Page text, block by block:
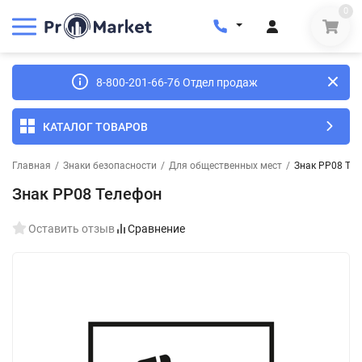
0
8-800-201-66-76 Отдел продаж
КАТАЛОГ ТОВАРОВ
Главная / Знаки безопасности / Для общественных мест / Знак PP08
Знак PP08 Телефон
Оставить отзыв Сравнение